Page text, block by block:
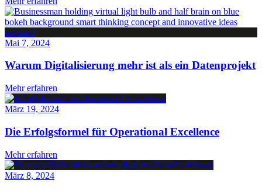
Mai 7, 2024
Warum Digitalisierung mehr ist als ein Datenprojekt
Mehr erfahren
März 19, 2024
Die Erfolgsformel für Operational Excellence
Mehr erfahren
März 8, 2024